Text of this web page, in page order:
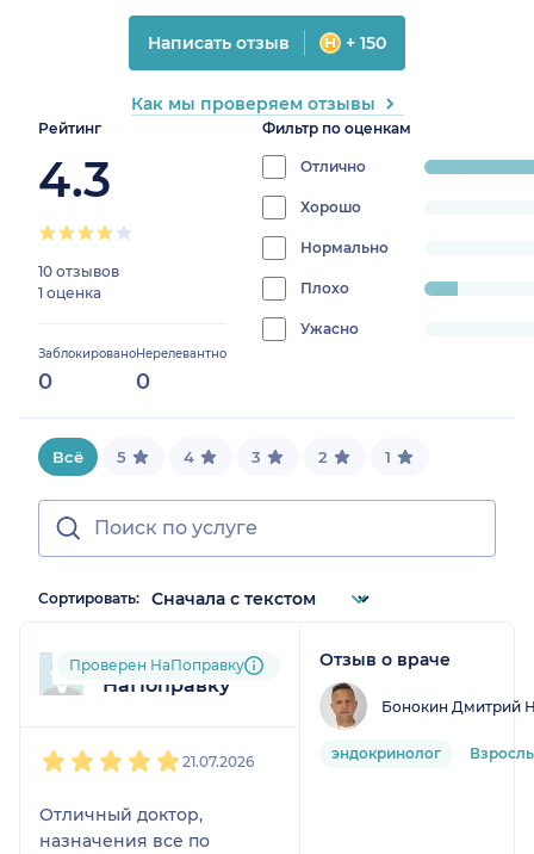
Рейтинг
4.3
10 отзывов
1 оценка
Заблокировано
0
Нерелевантно
0
Фильтр по оценкам
Отлично
progress:
Хорошо
0%
Нормально
0%
Плохо
progress:
9.090909090909092%Ужасно
0%
Написать отзыв + 150
Как мы проверяем отзывы
Всё 5 4 3 2 1
Сортировать:
Пользователь
НаПоправку
Проверен НаПоправку
21.07.2026
Отличный доктор,
назначения все по
Отзыв о враче
Бонокин Дмитрий
эндокринолог